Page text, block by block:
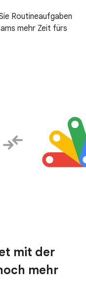
Routineaufgaben
mehr Zeit fürs
mit der
mehr